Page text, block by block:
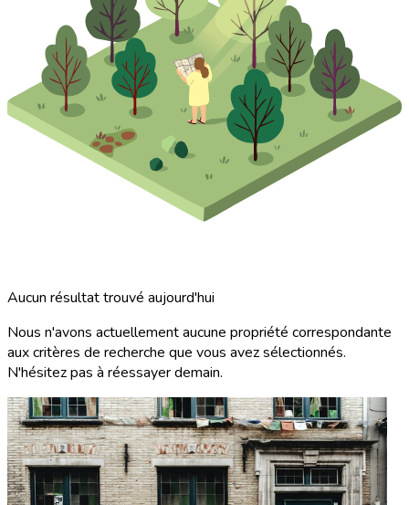
Aucun résultat trouvé aujourd'hui
Nous n'avons actuellement aucune propriété correspondante
aux critères de recherche que vous avez sélectionnés.
N'hésitez pas à réessayer demain.